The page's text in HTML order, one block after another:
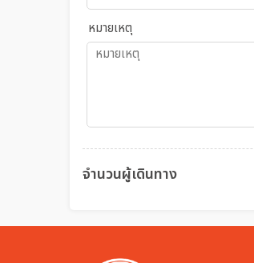
หมายเหตุ
จำนวนผู้เดินทาง